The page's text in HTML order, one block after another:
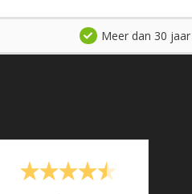
Meer dan 30